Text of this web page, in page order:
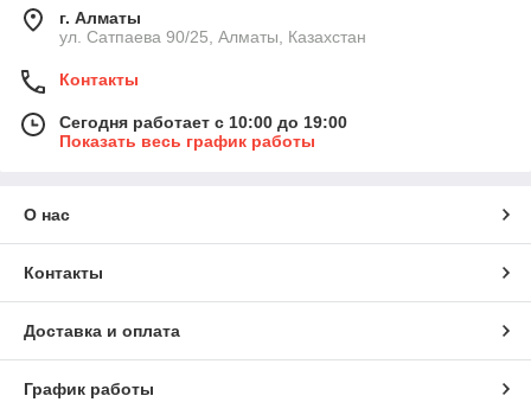
г. Алматы
ул. Сатпаева 90/25, Алматы, Казахстан
Контакты
Сегодня работает с 10:00 до 19:00
Показать весь график работы
О нас
Контакты
Доставка и оплата
График работы